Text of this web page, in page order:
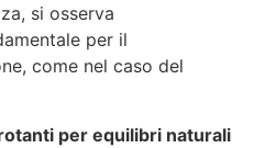
si osserva
per il
come nel caso del
per equilibri naturali